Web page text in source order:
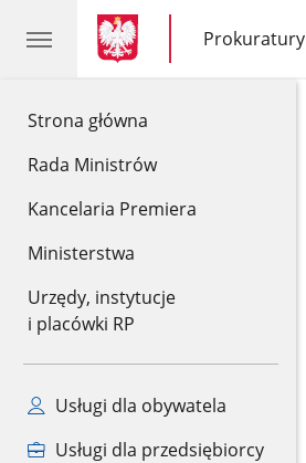
Strona główna
Rada Ministrów
Kancelaria Premiera
Ministerstwa
Urzędy, instytucje
i placówki RP
Usługi dla obywatela
Usługi dla przedsiębiorcy
gov.pl
gov.pl
Prokuratury
gov.pl
Prokuratury